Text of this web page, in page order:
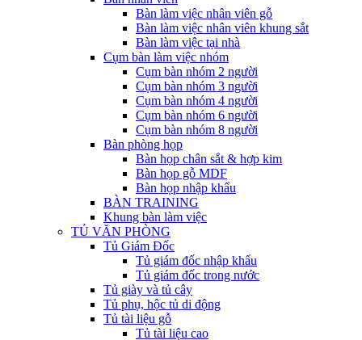
Bàn làm việc nhân viên gỗ
Bàn làm việc nhân viên khung sắt
Bàn làm việc tại nhà
Cụm bàn làm việc nhóm
Cụm bàn nhóm 2 người
Cụm bàn nhóm 3 người
Cụm bàn nhóm 4 người
Cụm bàn nhóm 6 người
Cụm bàn nhóm 8 người
Bàn phòng họp
Bàn họp chân sắt & hợp kim
Bàn họp gỗ MDF
Bàn họp nhập khẩu
BÀN TRAINING
Khung bàn làm việc
TỦ VĂN PHÒNG
Tủ Giám Đốc
Tủ giám đốc nhập khẩu
Tủ giám đốc trong nước
Tủ giày và tủ cây
Tủ phụ, hộc tủ di động
Tủ tài liệu gỗ
Tủ tài liệu cao